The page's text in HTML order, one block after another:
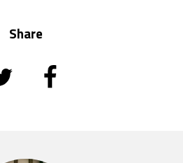
Share